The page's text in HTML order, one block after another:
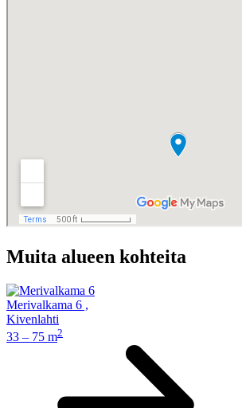
Muita alueen kohteita
Merivalkama 6 ,
Kivenlahti
33 – 75 m2